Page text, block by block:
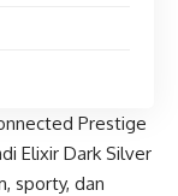
Prestige
Elixir Dark Silver
sporty, dan